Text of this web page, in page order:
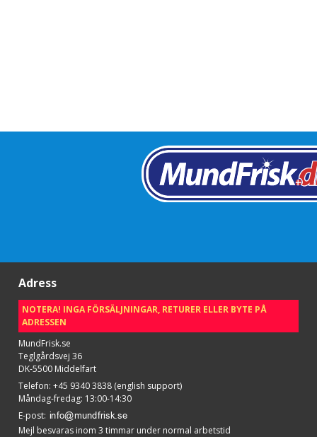
Adress
NOTERA! INGA FÖRSÄLJNINGAR, RETURER ELLER BYTE PÅ
ADRESSEN
MundFrisk.se
Teglgårdsvej 36
DK-5500 Middelfart
Telefon: +45 9340 3838 (english support)
Måndag-fredag: 13:00-14:30
E-post:
Mejl besvaras inom 3 timmar under normal arbetstid